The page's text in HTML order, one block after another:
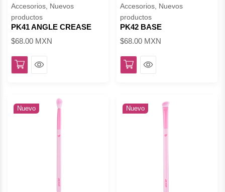
Accesorios, Nuevos
productos
PK41 ANGLE CREASE
$68.00 MXN
Ver
Accesorios, Nuevos
productos
PK42 BASE
$68.00 MXN
Ver
Nuevo Nuevo